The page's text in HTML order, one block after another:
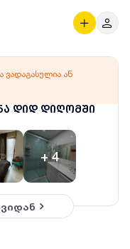
დიდ დიღომში
+4
ვადაგასულია ან